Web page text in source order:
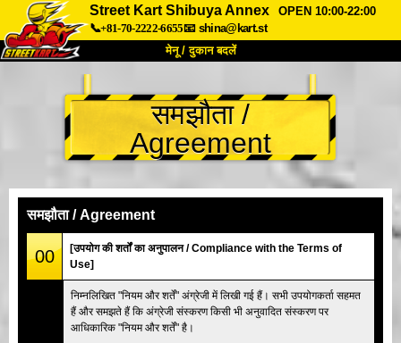
Street Kart Shibuya Annex
OPEN 10:00-22:00
📞+81-70-2222-6655📧 shina@kart.st
मेनू / दुकान बदलें
हमारे बारे में विशेषताएँ कीमत
पहुंच वॉयस FAQ
टोक्यो शिनागावा #1
टोक्यो अकीहबारा#2
टोक्यो शिबुया एनेक्स टोक्यो बे
टोक्यो असाकुसा
समझौता /
Agreement
समझौता / Agreement
00
[उपयोग की शर्तों का अनुपालन / Compliance with the Terms of
Use]
निम्नलिखित "नियम और शर्तें" अंग्रेजी में लिखी गई हैं। सभी उपयोगकर्ता सहमत
हैं और समझते हैं कि अंग्रेजी संस्करण किसी भी अनुवादित संस्करण पर
आधिकारिक "नियम और शर्तें" है।